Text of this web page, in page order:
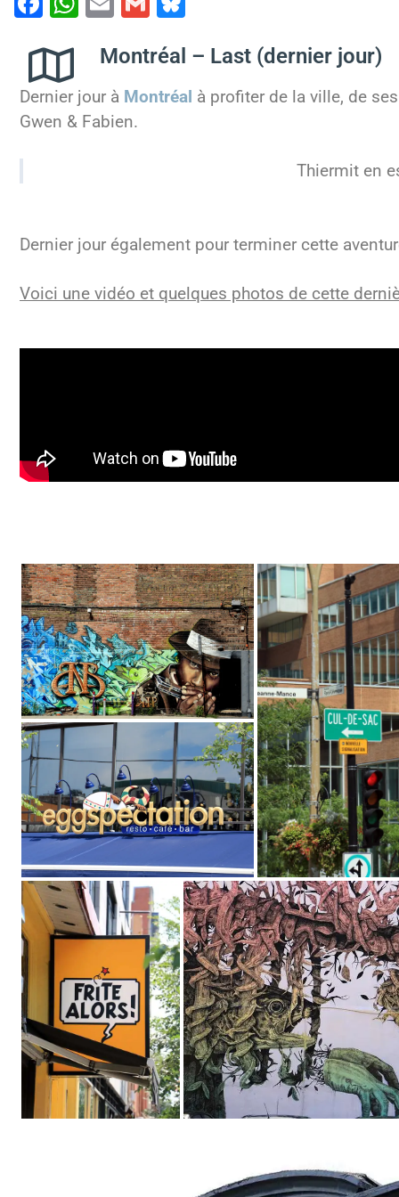
c
e
b
at
s
A
ai
l
ai
l
e
s
Montréal – Last (dernier jour)
Dernier jour à Montréal à profiter de la ville, de
Gwen & Fabien.
Thiermit en
Dernier jour également pour terminer cette
Voici une vidéo et quelques photos de cette